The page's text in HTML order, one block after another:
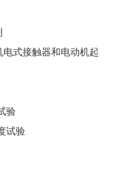
电式接触器和电动机起
验
试验